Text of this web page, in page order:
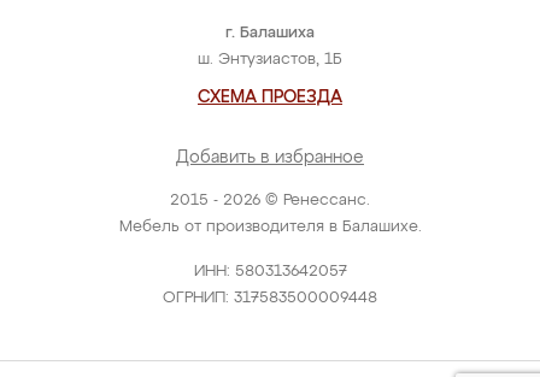
2015 - 2026 © Ренессанс.
Мебель от производителя в Балашихе.
ИНН: 580313642057
ОГРНИП: 317583500009448
г. Балашиха
ш. Энтузиастов, 1Б
СХЕМА ПРОЕЗДА
Добавить в избранное